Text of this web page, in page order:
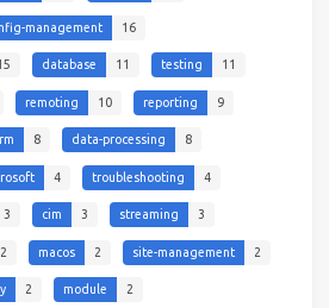
management 16
database 11 testing 11
remoting 10 reporting 9
8 data-processing 8
4 troubleshooting 4
3 cim 3 streaming 3
2 macos 2 site-management 2
2 module 2